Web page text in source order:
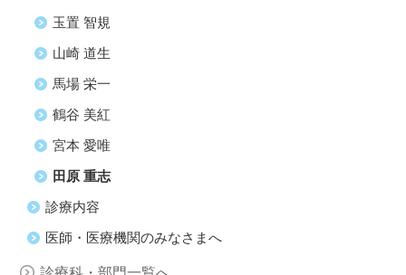
玉置 智規
山崎 道生
馬場 栄一
鶴谷 美紅
宮本 愛唯
田原 重志
診療内容
医師・医療機関のみなさまへ